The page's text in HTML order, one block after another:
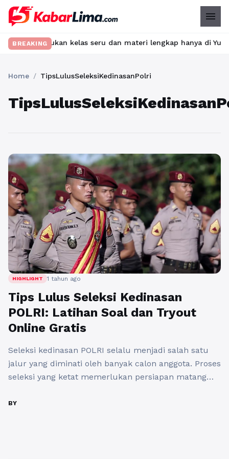
menu
BREAKING
Temukan kelas seru dan materi lengkap hanya di
Home / TipsLulusSeleksiKedinasanPolri
HIGHLIGHT 1 tahun ago
Tips Lulus Seleksi Kedinasan
POLRI: Latihan Soal dan Tryout
Online Gratis
Seleksi kedinasan POLRI selalu menjadi salah satu
jalur yang diminati oleh banyak calon anggota. Proses
seleksi yang ketat memerlukan persiapan matang
kita akan membahas beberapa tips lulus seleksi
BY